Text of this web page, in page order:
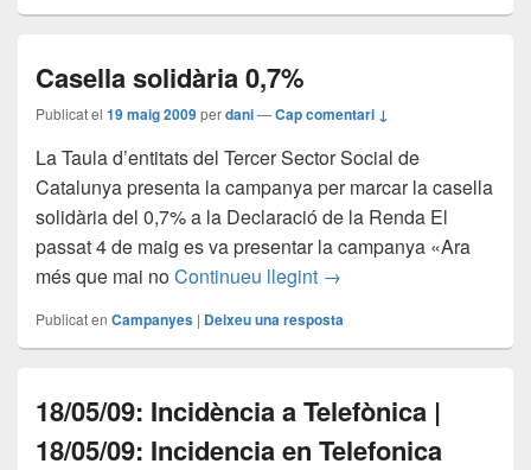
Casella solidària 0,7%
Publicat el 19 maig 2009perdani—Cap comentari ↓
La Taula d’entitats del Tercer Sector Social de
Catalunya presenta la campanya per marcar la casella
solidària del 0,7% a la Declaració de la Renda El
passat 4 de maig es va presentar la campanya «Ara
més que mai noContinueu llegint Casella solidària 0,7%
→
Publicat en Campanyes | Deixeu una resposta
18/05/09: Incidència a Telefònica |
18/05/09: Incidencia en Telefonica